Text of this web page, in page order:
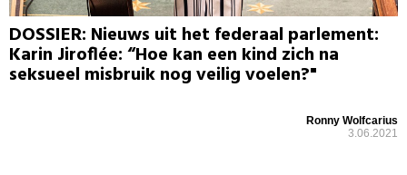
DOSSIER: Nieuws uit het federaal parlement:
Karin Jiroflée: “Hoe kan een kind zich na
seksueel misbruik nog veilig voelen?"
Ronny Wolfcarius
3.06.2021